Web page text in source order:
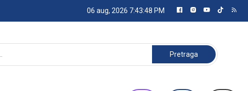
06 aug, 2026 7:43:48 PM
Pretraga: